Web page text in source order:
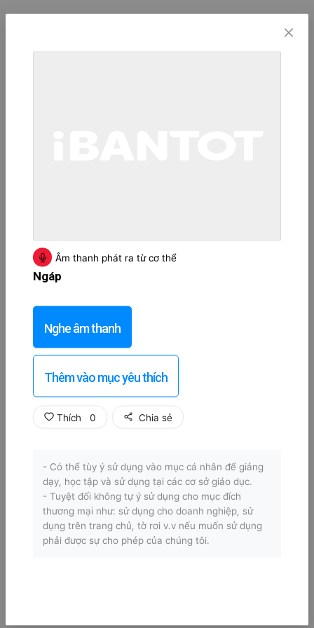
Âm thanh phát ra từ cơ thể
Ngáp
Nghe âm thanh
Thêm vào mục yêu thích
Thích 0 Chia sẻ
- Có thể tùy ý sử dụng vào mục cá nhân để giảng
dạy, học tập và sử dụng tại các cơ sở giáo dục.
- Tuyệt đối không tự ý sử dụng cho mục đích
thương mại như: sử dụng cho doanh nghiệp, sử
dụng trên trang chủ, tờ rơi v.v nếu muốn sử dụng
phải được sự cho phép của chúng tôi.